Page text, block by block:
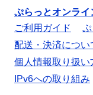
ぷらっとオンライ
ご利用ガイド
配送・決済につい
個人情報取り扱い
IPv6への取り組み